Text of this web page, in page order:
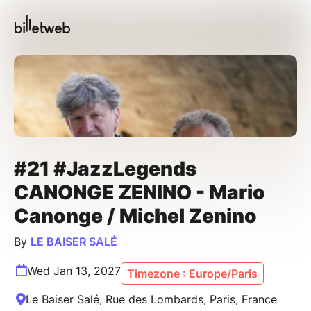
#21 #JazzLegends
CANONGE ZENINO - Mario
Canonge / Michel Zenino
By LE BAISER SALÉ
Wed Jan 13, 2027 Timezone : Europe/Paris
Le Baiser Salé, Rue des Lombards, Paris, France